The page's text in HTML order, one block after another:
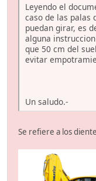
Leyendo el
caso de las palas
puedan girar, es
alguna
que 50 cm del
evitar
Un saludo.-
Se refiere a los